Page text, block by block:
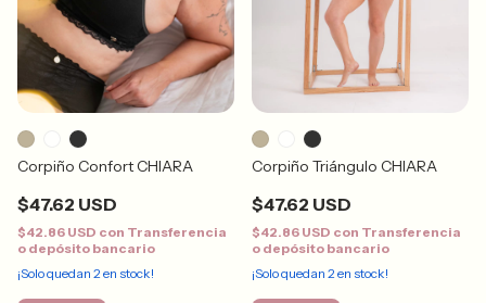
Corpiño Confort CHIARA
$47.62 USD
$42.86 USD con Transferencia
o depósito bancario
¡Solo quedan 2en stock!
Corpiño Triángulo CHIARA
$47.62 USD
$42.86 USD con Transferencia
o depósito bancario
¡Solo quedan 2en stock!